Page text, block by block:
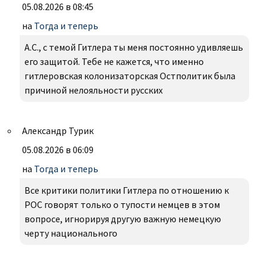
05.08.2026 в 08:45
на Тогда и теперь
А.С., с темой Гитлера ты меня постоянно удивляешь
его защитой. Тебе не кажется, что именно
гитлеровская колонизаторская Остполитик была
причиной нелояльности русских
Александр Турик
05.08.2026 в 06:09
на Тогда и теперь
Все критики политики Гитлера по отношению к
РОС говорят только о тупости немцев в этом
вопросе, игнорируя другую важную немецкую
черту национального